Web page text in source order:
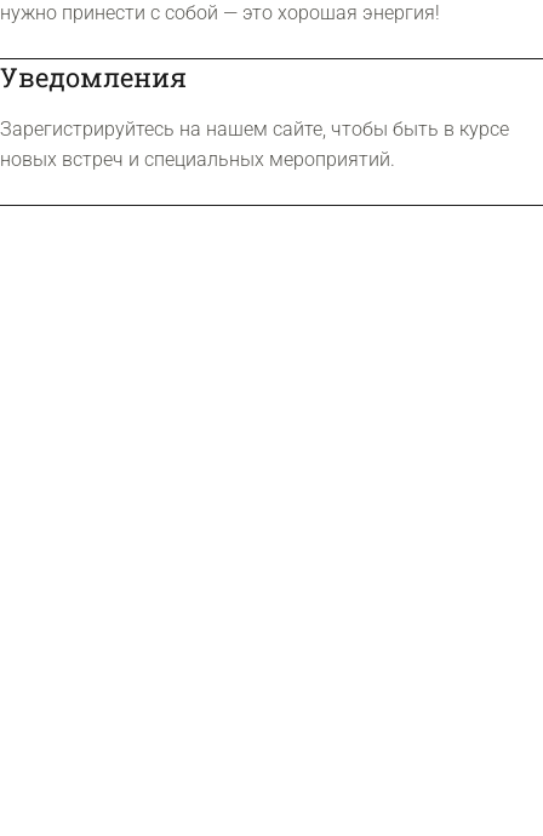
нужно принести с собой — это хорошая энергия!
Уведомления
Зарегистрируйтесь на нашем сайте, чтобы быть в курсе
новых встреч и специальных мероприятий.